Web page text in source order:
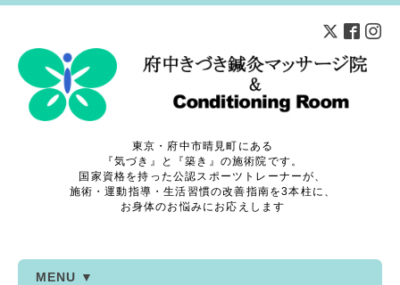
東京・府中市晴見町にある
『気づき』と『築き』の施術院です。
国家資格を持った公認スポーツトレーナーが、
施術・運動指導・生活習慣の改善指南を3本柱に、
お身体のお悩みにお応えします
MENU ▼